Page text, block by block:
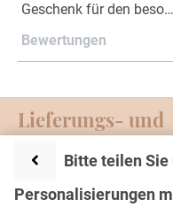
Bitte teilen Sie
Personalisierungen
Text
Geschenk für den beso…
Bewertungen
Service-Hotline
Lieferungs- und